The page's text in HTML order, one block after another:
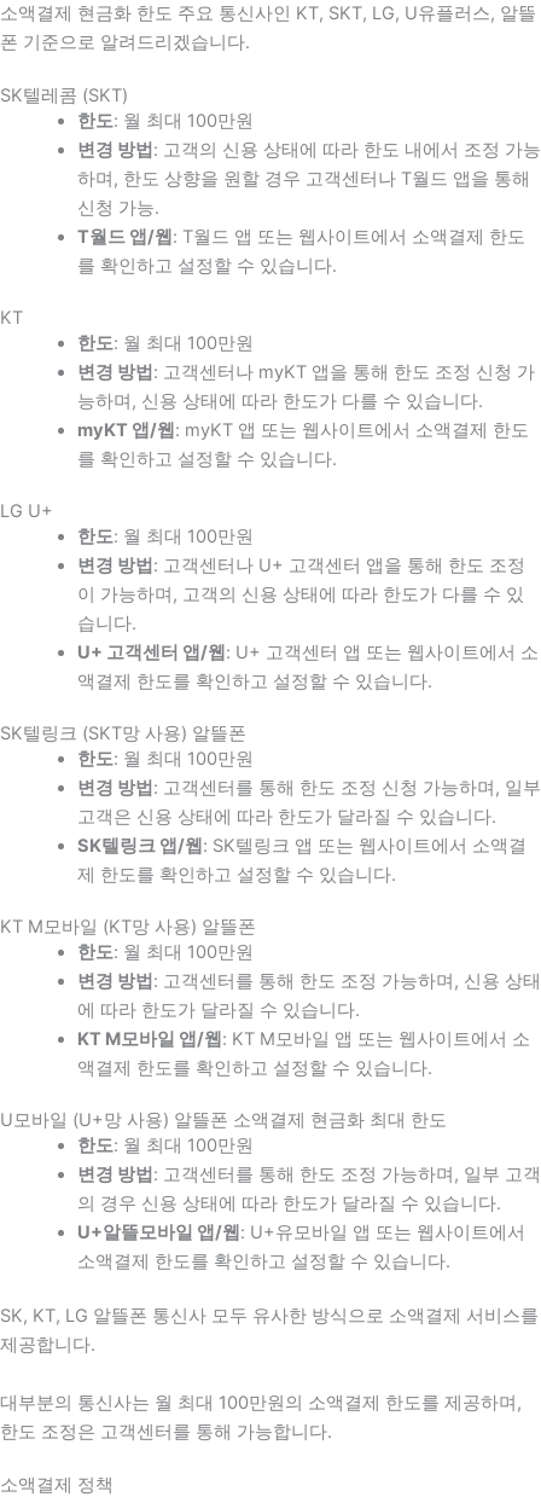
소액결제 현금화 한도 주요 통신사인 KT, SKT, LG, U유플러스, 알뜰
폰 기준으로 알려드리겠습니다.
SK텔레콤 (SKT)
한도: 월 최대 100만원
변경 방법 : 고객의 신용 상태에 따라 한도 내에서 조정 가능
하며, 한도 상향을 원할 경우 고객센터나 T월드 앱을 통해
신청 가능.
T월드 앱/웹 : T월드 앱 또는 웹사이트에서 소액결제 한도
를 확인하고 설정할 수 있습니다.
KT
한도: 월 최대 100만원
변경 방법 : 고객센터나 myKT 앱을 통해 한도 조정 신청 가
능하며, 신용 상태에 따라 한도가 다를 수 있습니다.
myKT 앱/웹 : myKT 앱 또는 웹사이트에서 소액결제 한도
를 확인하고 설정할 수 있습니다.
LG U+
한도: 월 최대 100만원
변경 방법 : 고객센터나 U+ 고객센터 앱을 통해 한도 조정
이 가능하며, 고객의 신용 상태에 따라 한도가 다를 수 있
습니다.
U+ 고객센터 앱/웹 : U+ 고객센터 앱 또는 웹사이트에서 소
액결제 한도를 확인하고 설정할 수 있습니다.
SK텔링크 (SKT망 사용) 알뜰폰
한도: 월 최대 100만원
변경 방법 : 고객센터를 통해 한도 조정 신청 가능하며, 일부
고객은 신용 상태에 따라 한도가 달라질 수 있습니다.
SK텔링크 앱/웹 : SK텔링크 앱 또는 웹사이트에서 소액결
제 한도를 확인하고 설정할 수 있습니다.
KT M모바일 (KT망 사용) 알뜰폰
한도: 월 최대 100만원
변경 방법 : 고객센터를 통해 한도 조정 가능하며, 신용 상태
에 따라 한도가 달라질 수 있습니다.
KT M모바일 앱/웹 : KT M모바일 앱 또는 웹사이트에서 소
액결제 한도를 확인하고 설정할 수 있습니다.
U모바일 (U+망 사용) 알뜰폰 소액결제 현금화 최대 한도
한도: 월 최대 100만원
변경 방법 : 고객센터를 통해 한도 조정 가능하며, 일부 고객
의 경우 신용 상태에 따라 한도가 달라질 수 있습니다.
U+알뜰모바일 앱/웹 : U+유모바일 앱 또는 웹사이트에서
소액결제 한도를 확인하고 설정할 수 있습니다.
SK, KT, LG 알뜰폰 통신사 모두 유사한 방식으로 소액결제 서비스를
제공합니다.
대부분의 통신사는 월 최대 100만원의 소액결제 한도를 제공하며,
한도 조정은 고객센터를 통해 가능합니다.
소액결제 정책